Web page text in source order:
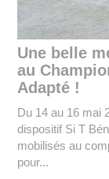
Une belle
au
Adapté !
Du 14 au 16 mai
dispositif Si T
mobilisés au
pour...